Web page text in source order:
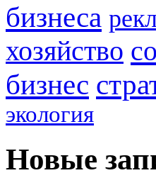
бизнеса
хозяйство
бизнес
экология
Новые